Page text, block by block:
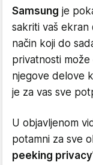
Samsung je
sakriti vaš
način koji do
privatnosti može
njegove delove
je za vas sve
U objavljenom
potamni za sve
peeking privacy